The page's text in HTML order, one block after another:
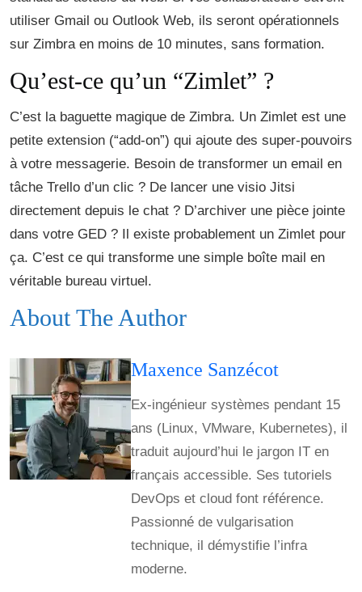
utiliser Gmail ou Outlook Web, ils seront opérationnels
sur Zimbra en moins de 10 minutes, sans formation.
Qu’est-ce qu’un “Zimlet” ?
C’est la baguette magique de Zimbra. Un Zimlet est une
petite extension (“add-on”) qui ajoute des super-pouvoirs
à votre messagerie. Besoin de transformer un email en
tâche Trello d’un clic ? De lancer une visio Jitsi
directement depuis le chat ? D’archiver une pièce jointe
dans votre GED ? Il existe probablement un Zimlet pour
ça. C’est ce qui transforme une simple boîte mail en
véritable bureau virtuel.
About The Author
Maxence Sanzécot
Ex-ingénieur systèmes pendant 15
ans (Linux, VMware, Kubernetes), il
traduit aujourd’hui le jargon IT en
français accessible. Ses tutoriels
DevOps et cloud font référence.
Passionné de vulgarisation
technique, il démystifie l’infra
moderne.